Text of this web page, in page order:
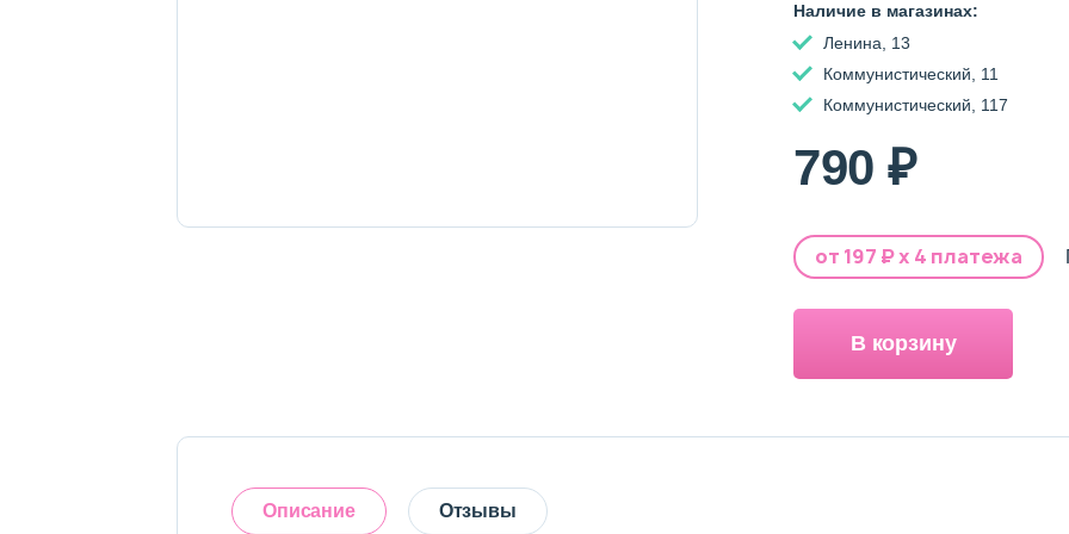
Пудра, румяна и хайлайтер
Наличие в магазинах:
Ленина, 13
Коммунистический, 11
Коммунистический, 117
790 ₽
от 197 ₽ х 4 платежа
В корзину
Описание Отзывы